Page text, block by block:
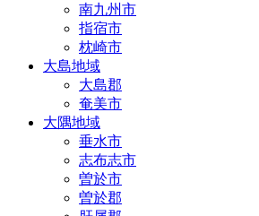
南九州市
指宿市
枕崎市
大島地域
大島郡
奄美市
大隅地域
垂水市
志布志市
曽於市
曽於郡